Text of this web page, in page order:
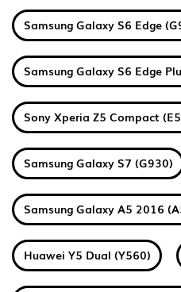
Samsung Galaxy S6 Edge
Samsung Galaxy S6 Edge
Sony Xperia Z5 Compact
Samsung Galaxy S7 (G930)
Samsung Galaxy A5 2016
Huawei Y5 Dual (Y560)